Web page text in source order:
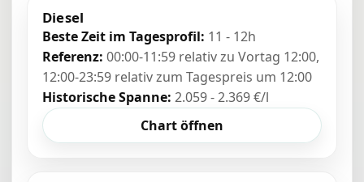
Diesel
Beste Zeit im Tagesprofil: 11 - 12h
Referenz: 00:00-11:59 relativ zu Vortag 12:00,
12:00-23:59 relativ zum Tagespreis um 12:00
Historische Spanne: 2.059 - 2.369 €/l
Chart öffnen